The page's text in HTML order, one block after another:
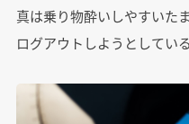
真は乗り物酔いしやすいた
ログアウトしようとしてい